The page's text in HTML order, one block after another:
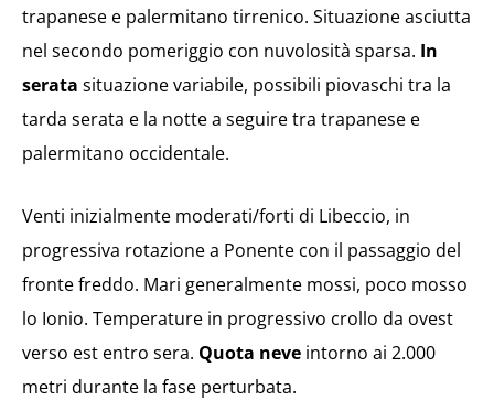
trapanese e palermitano tirrenico. Situazione asciutta
nel secondo pomeriggio con nuvolosità sparsa. In
serata situazione variabile, possibili piovaschi tra la
tarda serata e la notte a seguire tra trapanese e
palermitano occidentale.
Venti inizialmente moderati/forti di Libeccio, in
progressiva rotazione a Ponente con il passaggio del
fronte freddo. Mari generalmente mossi, poco mosso
lo Ionio. Temperature in progressivo crollo da ovest
verso est entro sera. Quota neve intorno ai 2.000
metri durante la fase perturbata.